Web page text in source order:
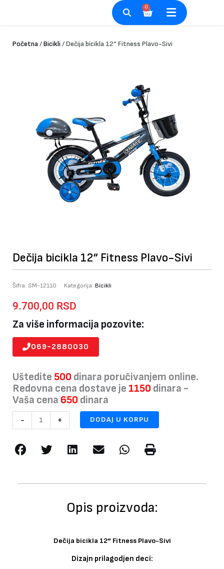
0
Cart
Početna/Bicikli/ Dečija bicikla 12“ Fitness Plavo-Sivi
Dečija bicikla 12“ Fitness Plavo-Sivi
Šifra: SM-12110 Kategorija: Bicikli
9.700,00 RSD
Za više informacija pozovite:
069-2880030
Uštedite 500 dinara poručivanjem online.
Redovna cena dostave je 1150 dinara -
Vaša cena 650 dinara
-
Fitness
Plavo-
+ DODAJ U KORPU
Opis proizvoda:
Dečija bicikla 12“ Fitness Plavo-Sivi
Dizajn prilagodjen deci: